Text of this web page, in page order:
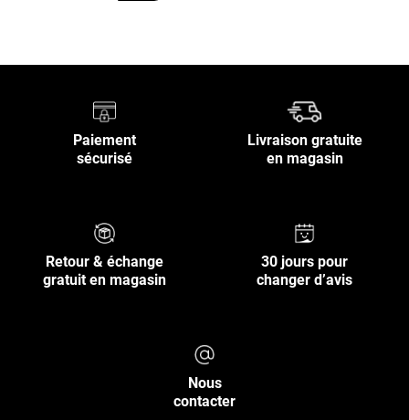
Paiement
sécurisé
Livraison gratuite
en magasin
Retour & échange
gratuit en magasin
30 jours pour
changer d’avis
Nous
contacter